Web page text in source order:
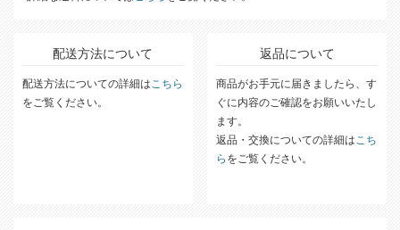
配送方法について 返品について
商品がお手元に届きましたら、す
ぐに内容のご確認をお願いいたし
ます。